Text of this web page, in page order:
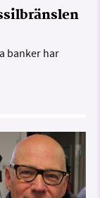
banker har